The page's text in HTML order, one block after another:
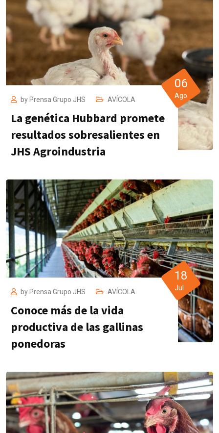
by Prensa Grupo JHS AVÍCOLA
La genética Hubbard promete
resultados sobresalientes en
JHS Agroindustria
06
Ago
by Prensa Grupo JHS AVÍCOLA
Conoce más de la vida
productiva de las gallinas
ponedoras
18
Jul